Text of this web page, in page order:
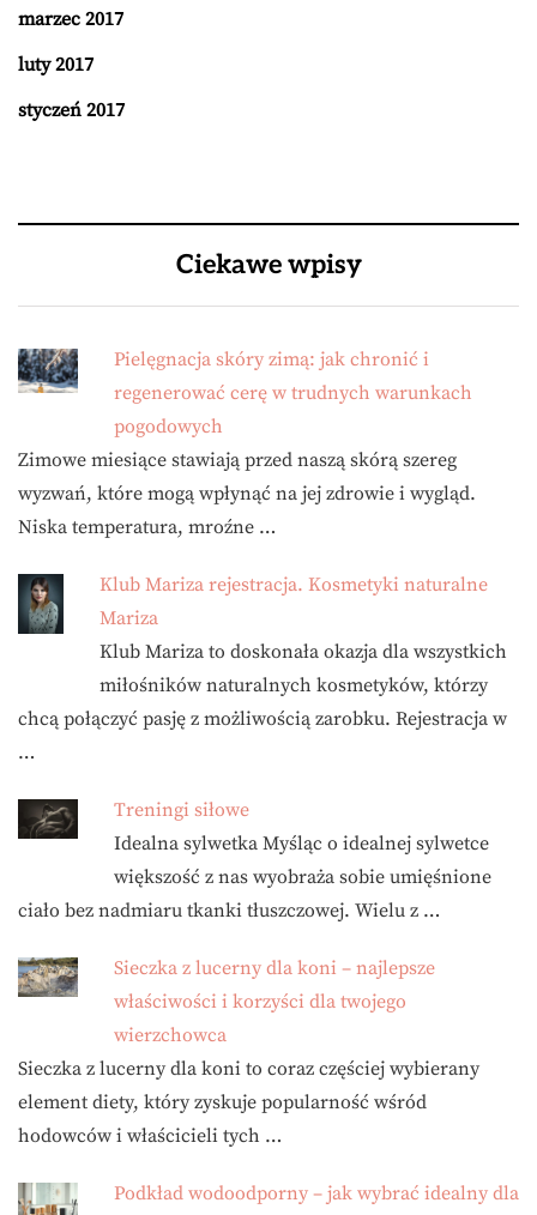
marzec 2017
luty 2017
styczeń 2017
Ciekawe wpisy
Pielęgnacja skóry zimą: jak chronić i
regenerować cerę w trudnych warunkach
pogodowych
Zimowe miesiące stawiają przed naszą skórą szereg
wyzwań, które mogą wpłynąć na jej zdrowie i wygląd.
Niska temperatura, mroźne …
Klub Mariza rejestracja. Kosmetyki naturalne
Mariza
Klub Mariza to doskonała okazja dla wszystkich
miłośników naturalnych kosmetyków, którzy
chcą połączyć pasję z możliwością zarobku. Rejestracja w
…
Treningi siłowe
Idealna sylwetka Myśląc o idealnej sylwetce
większość z nas wyobraża sobie umięśnione
ciało bez nadmiaru tkanki tłuszczowej. Wielu z …
Sieczka z lucerny dla koni – najlepsze
właściwości i korzyści dla twojego
wierzchowca
Sieczka z lucerny dla koni to coraz częściej wybierany
element diety, który zyskuje popularność wśród
hodowców i właścicieli tych …
Podkład wodoodporny – jak wybrać idealny dla